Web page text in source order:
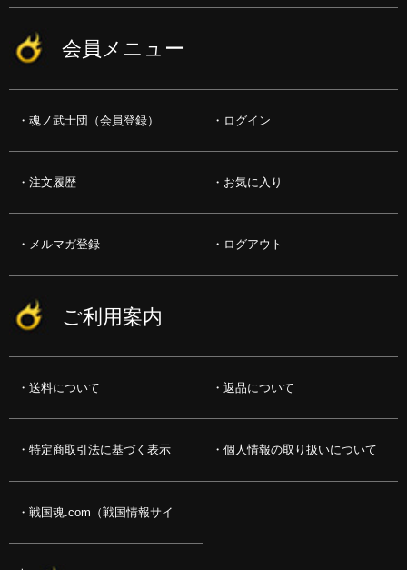
会員メニュー
魂ノ武士団（会員登録） ログイン
注文履歴 お気に入り
メルマガ登録 ログアウト
ご利用案内
送料について 返品について
特定商取引法に基づく表示 個人情報の取り扱いについて
戦国魂.com（戦国情報サイ